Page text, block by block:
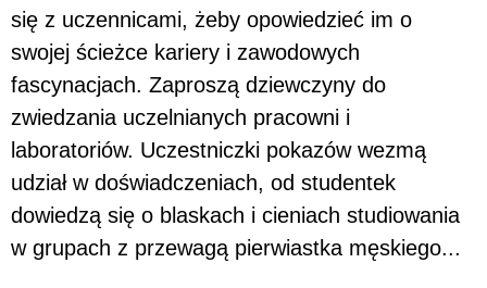
się z uczennicami, żeby opowiedzieć im o
swojej ścieżce kariery i zawodowych
fascynacjach. Zaproszą dziewczyny do
zwiedzania uczelnianych pracowni i
laboratoriów. Uczestniczki pokazów wezmą
udział w doświadczeniach, od studentek
dowiedzą się o blaskach i cieniach studiowania
w grupach z przewagą pierwiastka męskiego...